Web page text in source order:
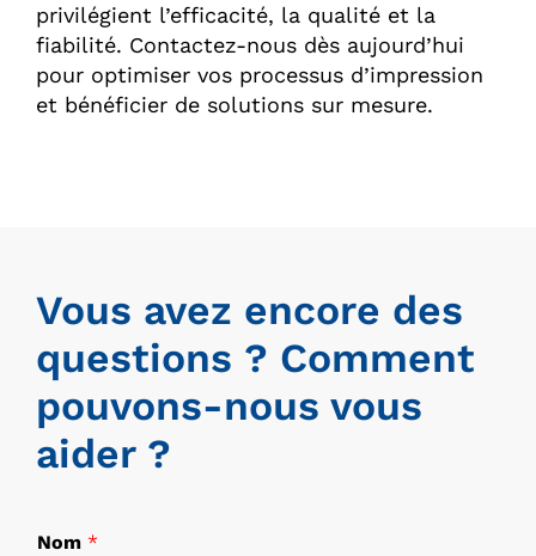
privilégient l’efficacité, la qualité et la
fiabilité. Contactez-nous dès aujourd’hui
pour optimiser vos processus d’impression
et bénéficier de solutions sur mesure.
Vous avez encore des
questions ? Comment
pouvons-nous vous
aider ?
Nom *